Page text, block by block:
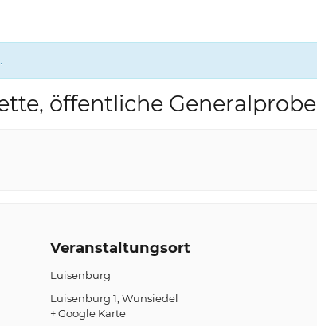
öffentliche Generalprobe
Veranstaltungsort
Luisenburg
Luisenburg 1 Wunsiedel
+ Google Karte